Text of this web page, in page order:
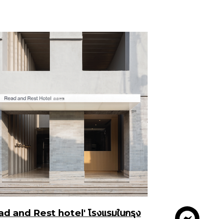
and Rest hotel' โรงแรมในกรุง